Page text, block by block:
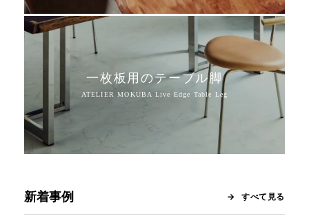
一枚板用のテーブル脚
新着事例 すべて見る